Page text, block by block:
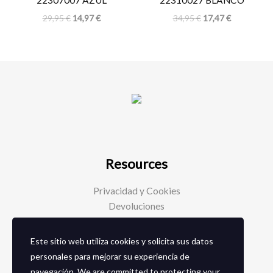
29,95€ 14,97€ 34,95€ 17,47€
Resources
Privacidad y Cookies
Devoluciones
Social Media
Este sitio web utiliza cookies y solicita sus datos
personales para mejorar su experiencia de